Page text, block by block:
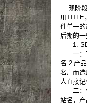
现阶段
用TITLE
件单一
后期的一
1.
一：
名 2.产
名声而
人直接
二：优
站名，产